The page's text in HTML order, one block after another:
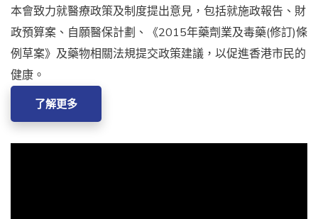
本會致力就醫療政策及制度提出意見，包括就施政報告、財
政預算案、自願醫保計劃、《2015年藥劑業及毒藥(修訂)條
例草案》及藥物相關法規提交政策建議，以促進香港市民的
健康。
了解更多